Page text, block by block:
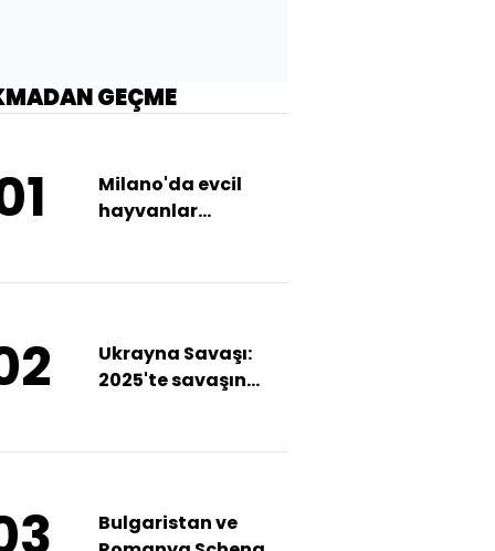
GEÇME
Milano'da evcil
hayvanlar
gömülebilecek
Ukrayna Savaşı:
2025'te savaşın
Bulgaristan ve